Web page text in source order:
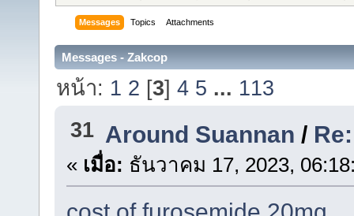
Messages Topics Attachments
Messages - Zakcop
หน้า: 1 2 [3]4 5 ... 113
31 Around Suannan /
« เมื่อ: ธันวาคม 17, 2023,